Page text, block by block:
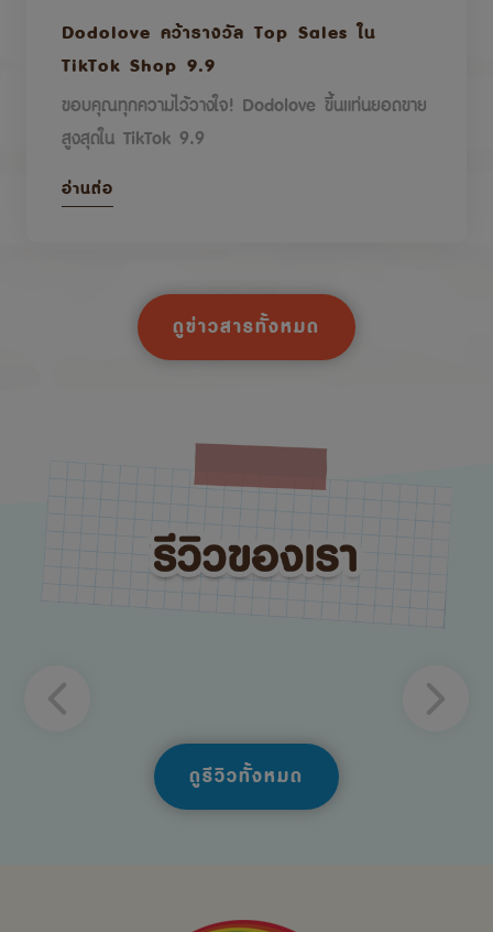
Dodolove คว้ารางวัล Top Sales ใน
TikTok Shop 9.9
ขอบคุณทุกความไว้วางใจ! Dodolove ขึ้นแท่นยอดขาย
สูงสุดใน TikTok 9.9
อ่านต่อ
ดูข่าวสารทั้งหมด
ดูรีวิวทั้งหมด